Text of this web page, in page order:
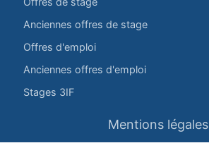
Anciennes offres de stage
Offres d'emploi
Anciennes offres d'emploi
Stages 3IF
Mentions légales